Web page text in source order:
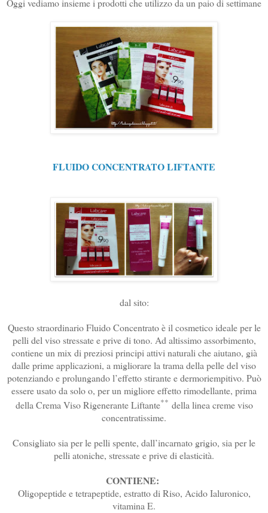
Oggi vediamo insieme i prodotti che utilizzo da un paio di settimane
FLUIDO CONCENTRATO LIFTANTE
dal sito:
Questo straordinario Fluido Concentrato è il cosmetico ideale per le
pelli del viso stressate e prive di tono. Ad altissimo assorbimento,
contiene un mix di preziosi principi attivi naturali che aiutano, già
dalle prime applicazioni, a migliorare la trama della pelle del viso
potenziando e prolungando l’effetto stirante e dermoriempitivo. Può
essere usato da solo o, per un migliore effetto rimodellante, prima
della Crema Viso Rigenerante Liftante** della linea creme viso
concentratissime.
Consigliato sia per le pelli spente, dall’incarnato grigio, sia per le
pelli atoniche, stressate e prive di elasticità.
CONTIENE:
Oligopeptide e tetrapeptide, estratto di Riso, Acido Ialuronico,
vitamina E.